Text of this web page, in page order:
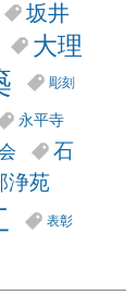
坂井
大理
彫刻
永平寺
石
浄苑
表彰